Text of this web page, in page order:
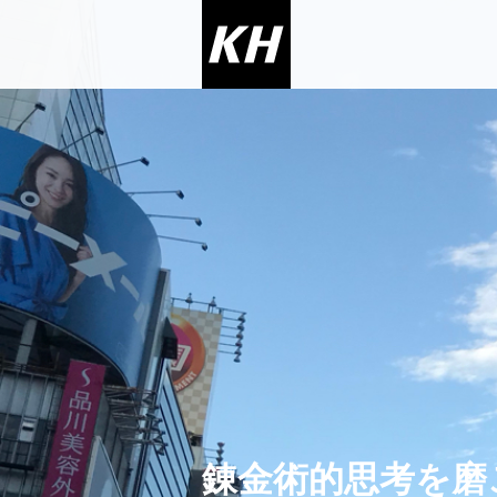
錬金術的思考を